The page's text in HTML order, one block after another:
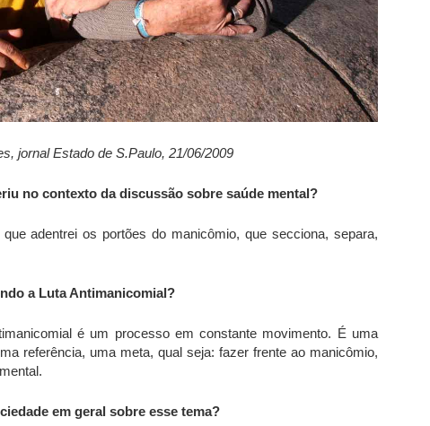
jornal Estado de S.Paulo, 21/06/2009
no contexto da discussão sobre saúde mental?
adentrei os portões do manicômio, que secciona, separa,
a Luta Antimanicomial?
é um processo em constante movimento. É uma
referência, uma meta, qual seja: fazer frente ao manicômio,
em geral sobre esse tema?